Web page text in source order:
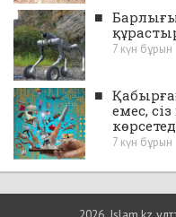
■
7 күн бұрын
■
емес,
7 күн бұрын